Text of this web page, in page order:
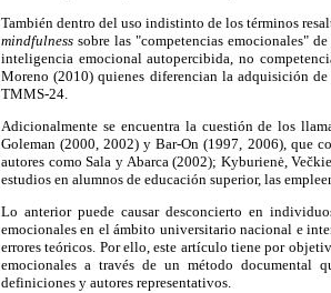
También dentro del uso indistinto de los términos
mindfulness sobre las "competencias emocionales"
inteligencia emocional autopercibida, no
Moreno (2010) quienes diferencian la adquisición
TMMS-24.
Adicionalmente se encuentra la cuestión de los
Goleman (2000, 2002) y Bar-On (1997, 2006), que
autores como Sala y Abarca (2002); Kyburienė,
estudios en alumnos de educación superior, las
Lo anterior puede causar desconcierto en
emocionales en el ámbito universitario nacional e
errores teóricos. Por ello, este artículo tiene por
emocionales a través de un método documental
definiciones y autores representativos.